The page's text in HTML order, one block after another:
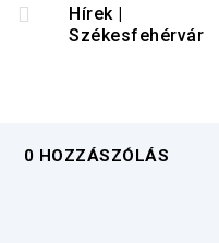
 Hírek|
Székesfehérvár
0 HOZZÁSZÓLÁS